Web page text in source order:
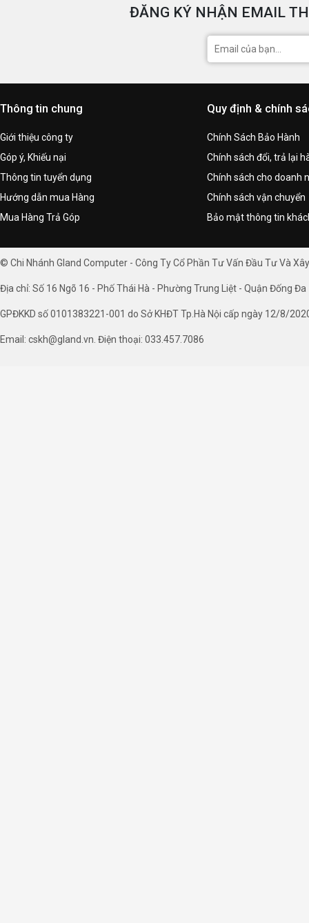
ĐĂNG KÝ NHẬN EMAIL
Thông tin chung
Giới thiệu công ty
Góp ý, Khiếu nại
Thông tin tuyển dụng
Hướng dẫn mua Hàng
Mua Hàng Trả Góp
Quy định & chính
Chính Sách Bảo Hành
Chính sách đổi, trả lại
Chính sách cho doanh
Chính sách vận chuyển
Bảo mật thông tin
© Chi Nhánh Gland Computer - Công Ty Cổ Phần Tư Vấn Đầu Tư Và
Địa chỉ: Số 16 Ngõ 16 - Phố Thái Hà - Phường Trung Liệt - Quận Đống Đa
GPĐKKD số 0101383221-001 do Sở KHĐT Tp.Hà Nội cấp ngày 12/8/
Email: cskh@gland.vn. Điện thoại: 033.457.7086